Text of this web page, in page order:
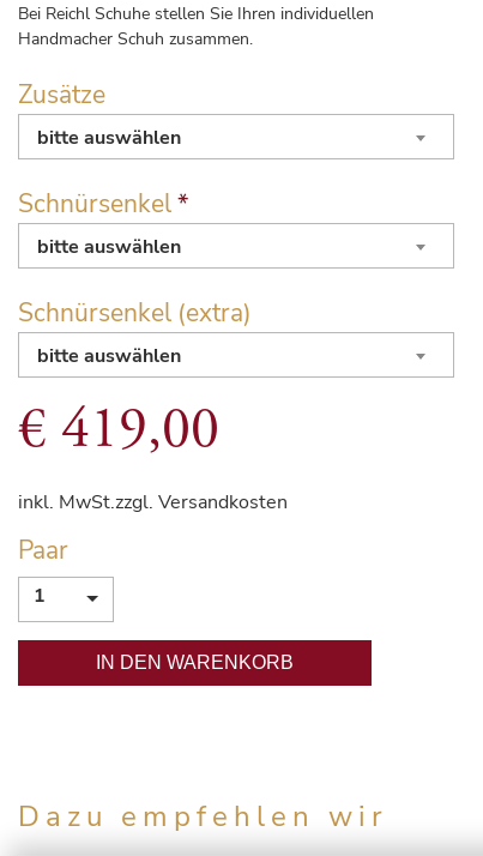
Bei Reichl Schuhe stellen Sie Ihren individuellen
Handmacher Schuh zusammen.
Zusätze
bitte auswählen
Schnürsenkel*
bitte auswählen
Schnürsenkel (extra)
bitte auswählen
€ 419,00
inkl. MwSt.zzgl. Versandkosten
Paar
1
IN DEN WARENKORB
Dazu empfehlen wir